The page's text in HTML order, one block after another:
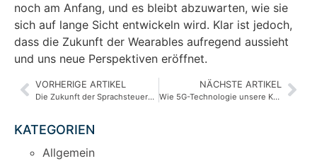
noch am Anfang, und es bleibt abzuwarten, wie sie
sich auf lange Sicht entwickeln wird. Klar ist jedoch,
dass die Zukunft der Wearables aufregend aussieht
und uns neue Perspektiven eröffnet.
VORHERIGE ARTIKEL
Die Zukunft der Sprachsteuerung und KI in unserem Alltag
NÄCHSTE ARTIKEL
Wie 5G-Technologie unsere Kommunikation revolutioniert
KATEGORIEN
Allgemein